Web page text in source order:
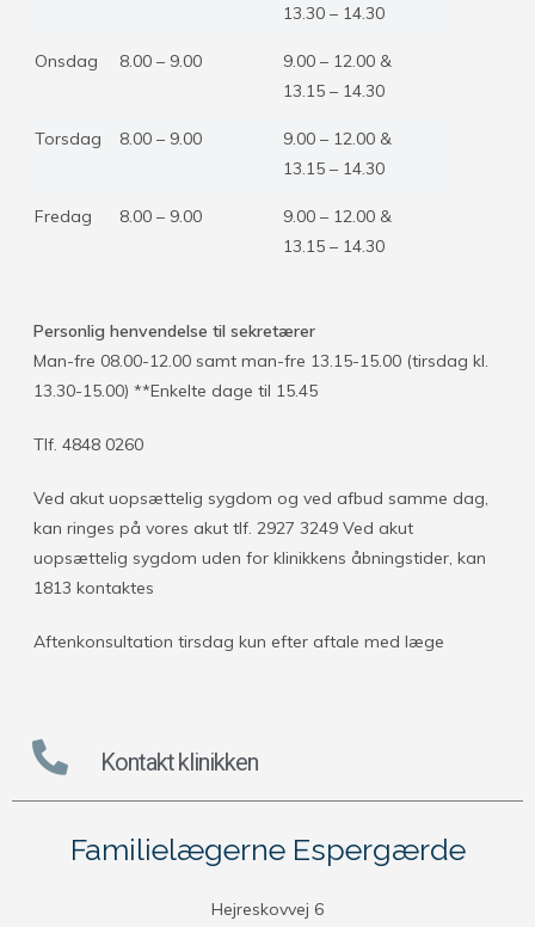
13.30 – 14.30
Onsdag 8.00 – 9.00
9.00 – 12.00 &
13.15 – 14.30
Torsdag 8.00 – 9.00
9.00 – 12.00 &
13.15 – 14.30
Fredag 8.00 – 9.00
9.00 – 12.00 &
13.15 – 14.30
Personlig henvendelse til sekretærer
Man-fre 08.00-12.00 samt man-fre 13.15-15.00 (tirsdag kl.
13.30-15.00) **Enkelte dage til 15.45
Tlf. 4848 0260
Ved akut uopsættelig sygdom og ved afbud samme dag,
kan ringes på vores akut tlf. 2927 3249 Ved akut
uopsættelig sygdom uden for klinikkens åbningstider, kan
1813 kontaktes
Aftenkonsultation tirsdag kun efter aftale med læge
Kontakt klinikken
Familielægerne Espergærde
Hejreskovvej 6